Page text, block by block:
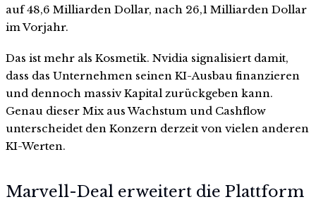
auf 48,6 Milliarden Dollar, nach 26,1 Milliarden Dollar
im Vorjahr.
Das ist mehr als Kosmetik. Nvidia signalisiert damit,
dass das Unternehmen seinen KI-Ausbau finanzieren
und dennoch massiv Kapital zurückgeben kann.
Genau dieser Mix aus Wachstum und Cashflow
unterscheidet den Konzern derzeit von vielen anderen
KI-Werten.
Marvell-Deal erweitert die Plattform